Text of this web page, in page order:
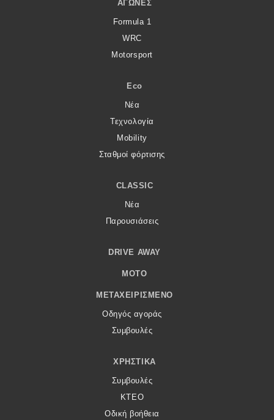
ΑΓΏΝΕΣ
Formula 1
WRC
Motorsport
Eco
Νέα
Τεχνολογία
Mobility
Σταθμοί φόρτισης
CLASSIC
Νέα
Παρουσιάσεις
DRIVE AWAY
MOTO
ΜΕΤΑΧΕΙΡΙΣΜΈΝΟ
Οδηγός αγοράς
Συμβουλές
ΧΡΗΣΤΙΚΆ
Συμβουλές
ΚΤΕΟ
Οδική βοήθεια